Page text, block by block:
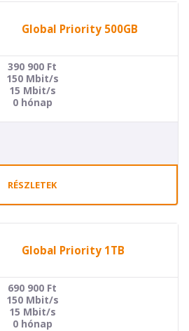
Global Priority 500GB
390 900 Ft
150 Mbit/s
15 Mbit/s
0 hónap
RÉSZLETEK
Global Priority 1TB
690 900 Ft
150 Mbit/s
15 Mbit/s
0 hónap